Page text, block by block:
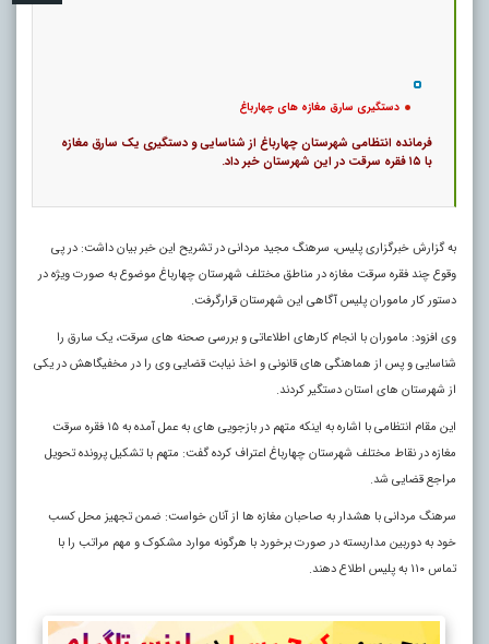
دستگیری سارق مغازه های چهارباغ‎
فرمانده انتظامی شهرستان چهارباغ از شناسایی و ‏دستگیری یک سارق مغازه
با ۱۵ فقره سرقت در این شهرستان خبر داد‎.
به گزارش خبرگزاری پلیس، سرهنگ مجید مردانی در تشریح این خبر بیان داشت: در پی
وقوع چند فقره سرقت مغازه در مناطق مختلف شهرستان چهارباغ موضوع به صورت ویژه در
دستور کار ماموران پلیس آگاهی این شهرستان قرارگرفت.
وی افزود: ماموران با انجام کارهای اطلاعاتی و بررسی صحنه های سرقت، یک سارق را
شناسایی و پس از هماهنگی های قانونی و اخذ نیابت قضایی وی را در مخفیگاهش در یکی
از شهرستان های استان دستگیر کردند.
این مقام انتظامی با اشاره به اینکه متهم در بازجویی های به عمل آمده به ۱۵ فقره سرقت
مغازه در نقاط مختلف شهرستان چهارباغ اعتراف کرده گفت: متهم با تشکیل پرونده تحویل
مراجع قضایی شد.
سرهنگ مردانی با هشدار به صاحبان مغازه ها از آنان خواست: ضمن تجهیز محل کسب
خود به دوربین مداربسته در صورت برخورد با هرگونه موارد مشکوک و مهم مراتب را با
تماس ۱۱۰ به پلیس اطلاع دهند.